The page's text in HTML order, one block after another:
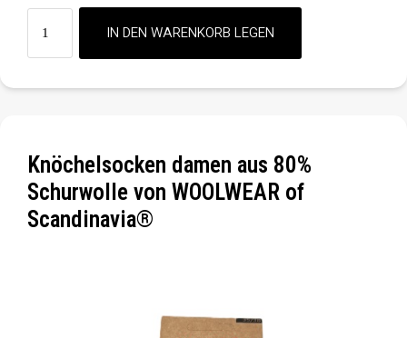
Knöchelsocken damen aus 80%
Schurwolle von WOOLWEAR of
Scandinavia®